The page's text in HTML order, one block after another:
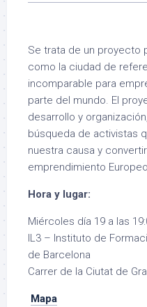
Se trata de un proyecto
como la ciudad de
incomparable para
parte del mundo. El
desarrollo y
búsqueda de activistas
nuestra causa y
emprendimiento
Hora y lugar:
Miércoles día 19 a las
IL3 – Instituto de
de Barcelona
Carrer de la Ciutat de
Mapa